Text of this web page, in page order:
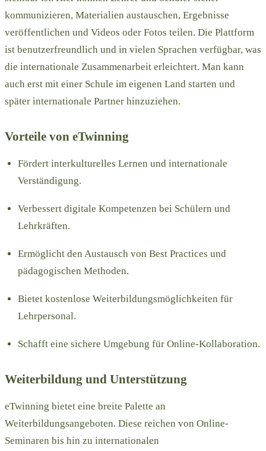
kommunizieren, Materialien austauschen, Ergebnisse
veröffentlichen und Videos oder Fotos teilen. Die Plattform
ist benutzerfreundlich und in vielen Sprachen verfügbar, was
die internationale Zusammenarbeit erleichtert. Man kann
auch erst mit einer Schule im eigenen Land starten und
später internationale Partner hinzuziehen.
Vorteile von eTwinning
Fördert interkulturelles Lernen und internationale
Verständigung.
Verbessert digitale Kompetenzen bei Schülern und
Lehrkräften.
Ermöglicht den Austausch von Best Practices und
pädagogischen Methoden.
Bietet kostenlose Weiterbildungsmöglichkeiten für
Lehrpersonal.
Schafft eine sichere Umgebung für Online-Kollaboration.
Weiterbildung und Unterstützung
eTwinning bietet eine breite Palette an
Weiterbildungsangeboten. Diese reichen von Online-
Seminaren bis hin zu internationalen